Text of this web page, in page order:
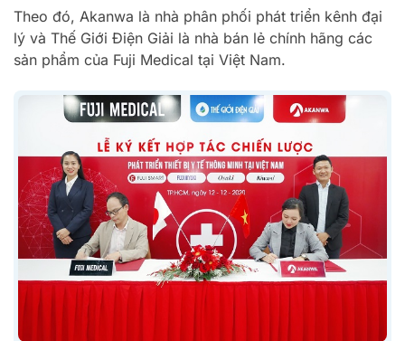
Theo đó, Akanwa là nhà phân phối phát triển kênh đại
lý và Thế Giới Điện Giải là nhà bán lẻ chính hãng các
sản phẩm của Fuji Medical tại Việt Nam.